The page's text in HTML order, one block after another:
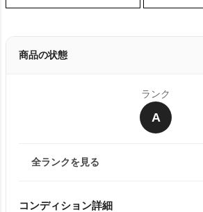
商品の状態
ランク
A
全ランクを見る
コンディション詳細